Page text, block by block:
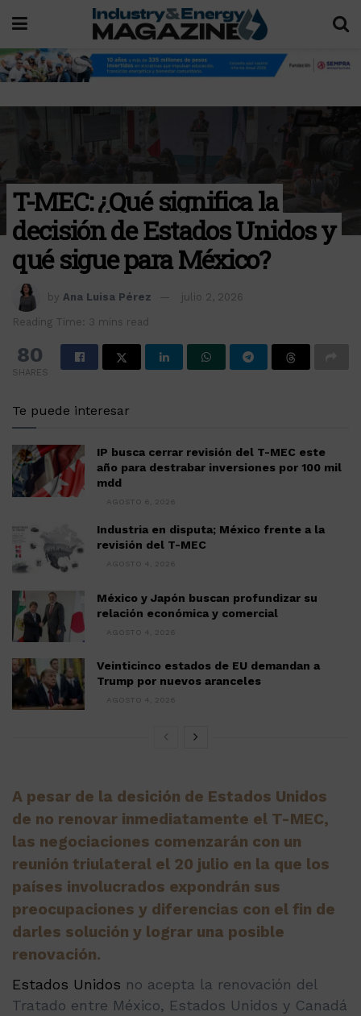
T-MEC: ¿Qué significa la
decisión de Estados Unidos y
qué sigue para México?
by Ana Luisa Pérez julio 2, 2026
Reading Time: 3 mins read
80
SHARES
Te puede interesar
IP busca cerrar revisión del T-MEC este
año para destrabar inversiones por 100 mil
mdd
AGOSTO 6, 2026
Industria en disputa; México frente a la
revisión del T-MEC
AGOSTO 4, 2026
México y Japón buscan profundizar su
relación económica y comercial
AGOSTO 4, 2026
Veinticinco estados de EU demandan a
Trump por nuevos aranceles
AGOSTO 4, 2026
A pesar de la desición de Estados Unidos
de no renovar inmediatamente el T-MEC,
las negociaciones comenzarán con un
reunión triulateral el 20 julio en la que los
países involucrados expondrán sus
preocupaciones y diferencias con el fin de
darles solución y lograr una posible
renovación.
Estados Unidos no acepta la renovación del
Tratado entre México, Estados Unidos y Canadá